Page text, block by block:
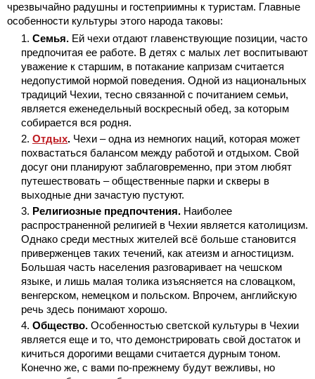
чрезвычайно радушны и гостеприимны к туристам. Главные
особенности культуры этого народа таковы:
Семья. Ей чехи отдают главенствующие позиции, часто
предпочитая ее работе. В детях с малых лет воспитывают
уважение к старшим, в потакание капризам считается
недопустимой нормой поведения. Одной из национальных
традиций Чехии, тесно связанной с почитанием семьи,
является еженедельный воскресный обед, за которым
собирается вся родня.
Отдых. Чехи – одна из немногих наций, которая может
похвастаться балансом между работой и отдыхом. Свой
досуг они планируют заблаговременно, при этом любят
путешествовать – общественные парки и скверы в
выходные дни зачастую пустуют.
Религиозные предпочтения. Наиболее
распространенной религией в Чехии является католицизм.
Однако среди местных жителей всё больше становится
приверженцев таких течений, как атеизм и агностицизм.
Большая часть населения разговаривает на чешском
языке, и лишь малая толика изъясняется на словацком,
венгерском, немецком и польском. Впрочем, английскую
речь здесь понимают хорошо.
Общество. Особенностью светской культуры в Чехии
является еще и то, что демонстрировать свой достаток и
кичиться дорогими вещами считается дурным тоном.
Конечно же, с вами по-прежнему будут вежливы, но